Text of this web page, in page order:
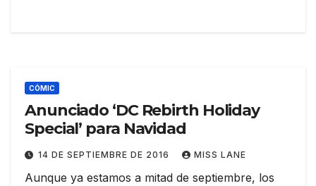
CÓMIC
Anunciado ‘DC Rebirth Holiday
Special’ para Navidad
14 DE SEPTIEMBRE DE 2016 MISS LANE
Aunque ya estamos a mitad de septiembre, los